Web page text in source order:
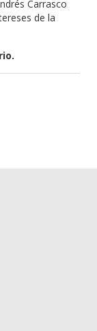
Carrasco
de la